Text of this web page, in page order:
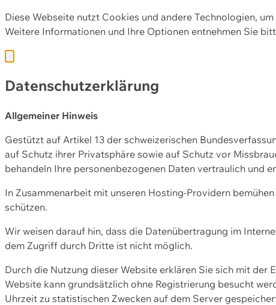
Diese Webseite nutzt Cookies und andere Technologien,
Weitere Informationen und Ihre Optionen entnehmen Sie
Datenschutzerklärung
Allgemeiner Hinweis
Gestützt auf Artikel 13 der schweizerischen
auf Schutz ihrer Privatsphäre sowie auf Schutz vor
behandeln Ihre personenbezogenen Daten vertraulich und
In Zusammenarbeit mit unseren Hosting-Providern
schützen.
Wir weisen darauf hin, dass die Datenübertragung im
dem Zugriff durch Dritte ist nicht möglich.
Durch die Nutzung dieser Website erklären Sie sich mit der
Website kann grundsätzlich ohne Registrierung besucht
Uhrzeit zu statistischen Zwecken auf dem Server